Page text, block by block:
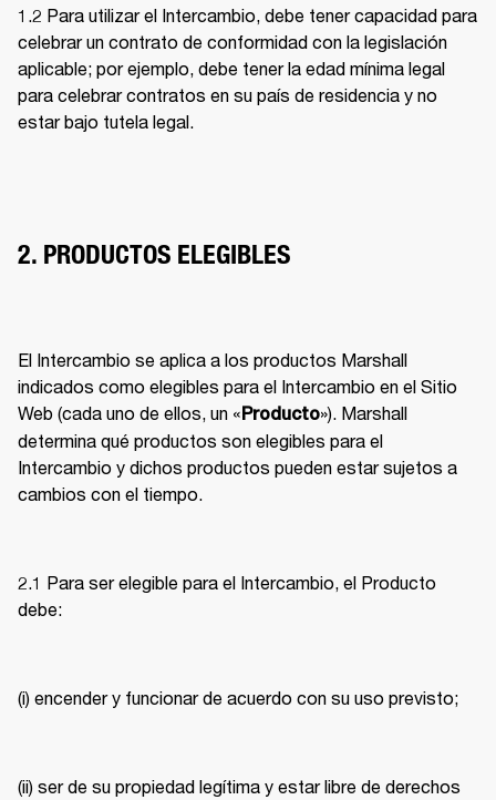
1.2 Para utilizar el Intercambio, debe tener capacidad para
celebrar un contrato de conformidad con la legislación
aplicable; por ejemplo, debe tener la edad mínima legal
para celebrar contratos en su país de residencia y no
estar bajo tutela legal.
2. PRODUCTOS ELEGIBLES
El Intercambio se aplica a los productos Marshall
indicados como elegibles para el Intercambio en el Sitio
Web (cada uno de ellos, un « Producto»). Marshall
determina qué productos son elegibles para el
Intercambio y dichos productos pueden estar sujetos a
cambios con el tiempo.
2.1 Para ser elegible para el Intercambio, el Producto
debe:
(i) encender y funcionar de acuerdo con su uso previsto;
(ii) ser de su propiedad legítima y estar libre de derechos